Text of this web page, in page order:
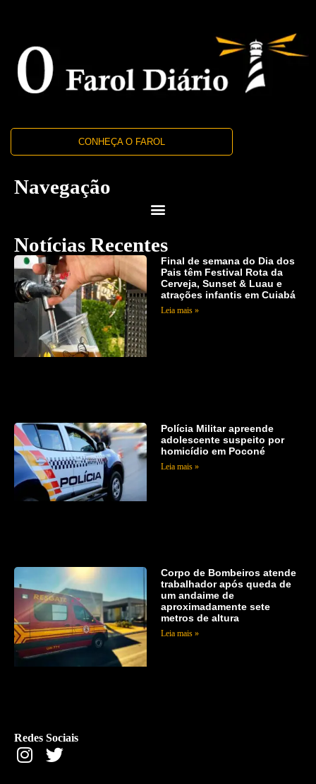
CONHEÇA O FAROL
Navegação
Notícias Recentes
Final de semana do Dia dos
Pais têm Festival Rota da
Cerveja, Sunset & Luau e
atrações infantis em Cuiabá
Leia mais »
Polícia Militar apreende
adolescente suspeito por
homicídio em Poconé
Leia mais »
Corpo de Bombeiros atende
trabalhador após queda de
um andaime de
aproximadamente sete
metros de altura
Leia mais »
Redes Sociais